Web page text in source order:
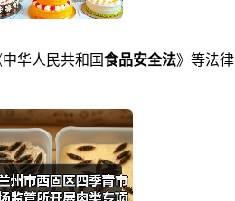
华人民共和国食品安全法》等法